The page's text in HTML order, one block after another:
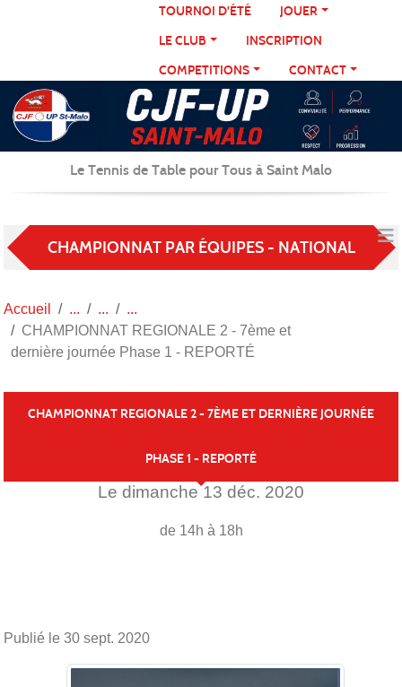
TOURNOI D'ÉTÉ
JOUER
LE CLUB
INSCRIPTION
COMPETITIONS
CONTACT
Le Tennis de Table pour Tous à Saint Malo
CHAMPIONNAT PAR ÉQUIPES - NATIONAL
Accueil
CHAMPIONNAT REGIONALE 2 - 7ème et
dernière journée Phase 1 - REPORTÉ
CHAMPIONNAT REGIONALE 2 - 7ÈME ET DERNIÈRE JOURNÉE
PHASE 1 - REPORTÉ
Le dimanche13 déc. 2020
de 14h à 18h
Publié le 30 sept. 2020
Panneau de gestion des cookies